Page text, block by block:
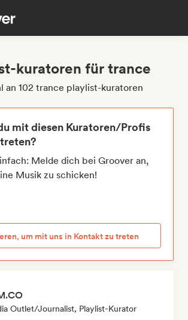
kuratoren für trance
an 102 trance playlist-kuratoren
mit diesen Kuratoren/Profis
Melde dich bei Groover an,
Musik zu schicken!
um mit uns in Kontakt zu treten
Outlet/Journalist, Playlist-Kurator